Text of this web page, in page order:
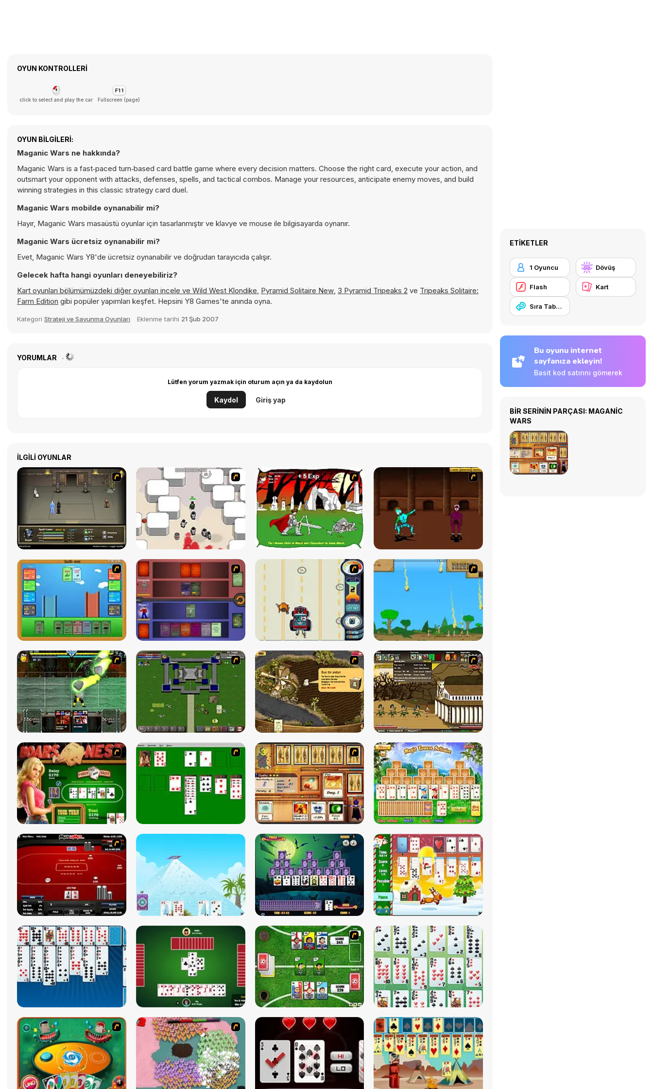
OYUN KONTROLLERI
click to select and play the car Fullscreen (page)
OYUN BILGILERI:
Maganic Wars ne hakkında?
Maganic Wars is a fast‑paced turn‑based card battle game where every decision matters. Choose the right card, execute your action, and
outsmart your opponent with attacks, defenses, spells, and tactical combos. Manage your resources, anticipate enemy moves, and build
winning strategies in this classic strategy card duel.
Maganic Wars mobilde oynanabilir mi?
Hayır, Maganic Wars masaüstü oyunlar için tasarlanmıştır ve klavye ve mouse ile bilgisayarda oynanır.
Maganic Wars ücretsiz oynanabilir mi?
Evet, Maganic Wars Y8'de ücretsiz oynanabilir ve doğrudan tarayıcıda çalışır.
Gelecek hafta hangi oyunları deneyebiliriz?
Kart oyunları bölümümüzdeki diğer oyunları incele ve Wild West Klondike, Pyramid Solitaire New, 3 Pyramid Tripeaks 2 ve Tripeaks Solitaire:
Farm Edition gibi popüler yapımları keşfet. Hepsini Y8 Games'te anında oyna.
Kategori Strateji ve Savunma Oyunları Eklenme tarihi 21 Şub 2007
YORUMLAR
Lütfen yorum yazmak için oturum açın ya da kaydolun
Kaydol Giriş yap
İLGILI OYUNLAR
ETIKETLER
1 Oyuncu Dövüş
Flash Kart
Sıra Tabanlı
Bu oyunu internet
sayfanıza ekleyin!
Basit kod satırını gömerek
BİR SERİNİN PARÇASI: MAGANIC
WARS